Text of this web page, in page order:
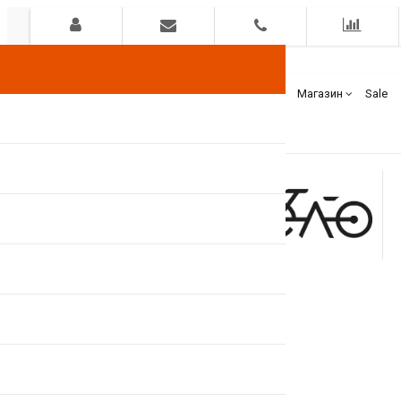
Гарантия Оплата Доставка Бренды Магазин Sale